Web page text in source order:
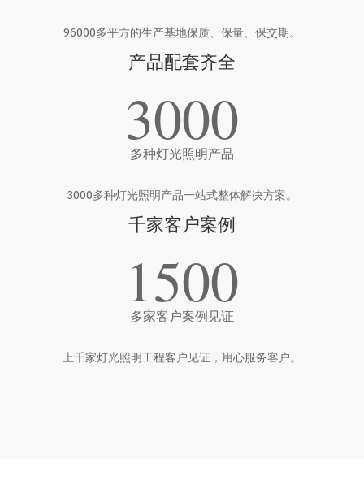
96000多平方的生产基地保质、保量、保交期。
产品配套齐全
3000
多种灯光照明产品
3000多种灯光照明产品一站式整体解决方案。
千家客户案例
1500
多家客户案例见证
上千家灯光照明工程客户见证，用心服务客户。